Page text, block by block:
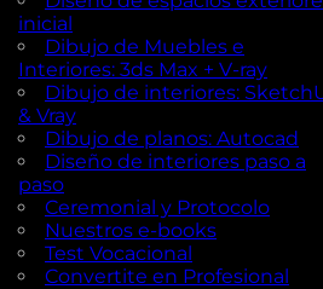
inicial
Dibujo de Muebles e
Interiores: 3ds Max + V-ray
Dibujo de interiores:
& Vray
Dibujo de planos: Autocad
Diseño de interiores paso a
paso
Ceremonial y Protocolo
Nuestros e-books
Test Vocacional
Convertite en Profesional